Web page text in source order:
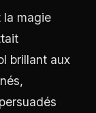
la magie
brillant aux